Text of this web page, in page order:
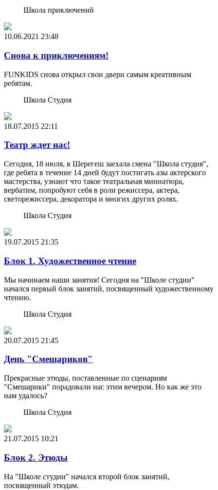
Школа приключений
10.06.2021 23:48
Снова к приключениям!
FUNKIDS снова открыл свои двери самым креативным
ребятам.
Школа Студия
18.07.2015 22:11
Театр ждет нас!
Сегодня, 18 июля, в Шерегеш заехала смена "Школа студия",
где ребята в течение 14 дней будут постигать азы актерского
мастерства, узнают что такое театральная миниатюра,
вербатим, попробуют себя в роли режиссера, актера,
светорежиссера, декоратора и многих других ролях.
Школа Студия
19.07.2015 21:35
Блок 1. Художественное чтение
Мы начинаем наши занятия! Сегодня на "Школе студии"
начался первый блок занятий, посвященный художественному
чтению.
Школа Студия
20.07.2015 21:45
День "Смешариков"
Прекрасные этюды, поставленные по сценариям
"Смешарики" порадовали нас этим вечером. Но как же это
нам удалось?
Школа Студия
21.07.2015 10:21
Блок 2. Этюды
На "Школе студии" начался второй блок занятий,
посвященный этюдам.